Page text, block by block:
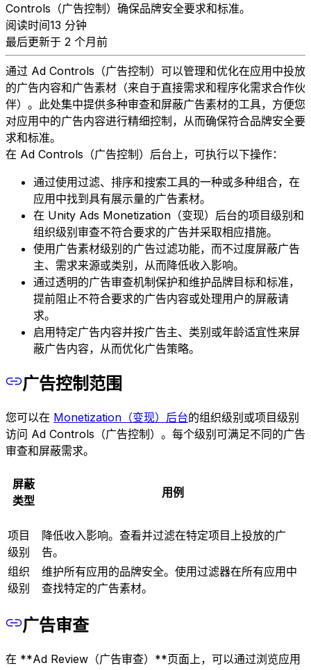
Controls（广告控制）确保品牌安全要求和标准。
阅读时间13 分钟
最后更新于 2 个月前
通过 Ad Controls（广告控制）可以管理和优化在应用中投放
的广告内容和广告素材（来自于直接需求和程序化需求合作伙
伴）。此处集中提供多种审查和屏蔽广告素材的工具，方便您
对应用中的广告内容进行精细控制，从而确保符合品牌安全要
求和标准。
在 Ad Controls（广告控制）后台上，可执行以下操作：
通过使用过滤、排序和搜索工具的一种或多种组合，在
应用中找到具有展示量的广告素材。
在 Unity Ads Monetization（变现）后台的项目级别和
组织级别审查不符合要求的广告并采取相应措施。
使用广告素材级别的广告过滤功能，而不过度屏蔽广告
主、需求来源或类别，从而降低收入影响。
通过透明的广告审查机制保护和维护品牌目标和标准，
提前阻止不符合要求的广告内容或处理用户的屏蔽请
求。
启用特定广告内容并按广告主、类别或年龄适宜性来屏
蔽广告内容，从而优化广告策略。
广告控制范围
您可以在 Monetization（变现）后台的组织级别或项目级别
访问 Ad Controls（广告控制）。每个级别可满足不同的广告
审查和屏蔽需求。
屏蔽
类型
用例
项目
级别
降低收入影响。查看并过滤在特定项目上投放的广
告。
组织
级别
维护所有应用的品牌安全。使用过滤器在所有应用中
查找特定的广告素材。
广告审查
在 **Ad Review（广告审查）**页面上，可以通过浏览应用